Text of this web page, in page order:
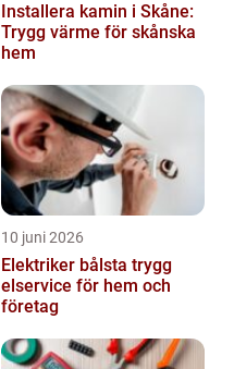
Installera kamin i Skåne:
Trygg värme för skånska
hem
10 juni 2026
Elektriker bålsta trygg
elservice för hem och
företag